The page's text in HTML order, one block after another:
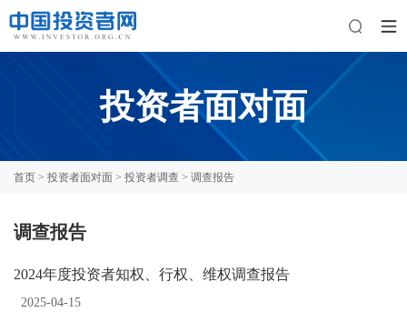
投资者面对面
首页 > 投资者面对面 > 投资者调查 > 调查报告
调查报告
2024年度投资者知权、行权、维权调查报告
2025-04-15